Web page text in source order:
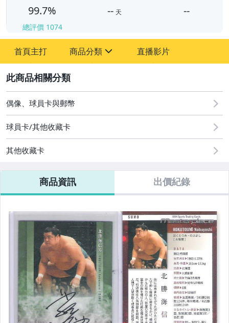
99.7%
總評價 1074
-- 天 --
首頁主打 商品分類
成人專區
玩具、模型與公仔
運動、戶外與休閒
直播影片
偶像、球員卡與郵幣
球員卡/其他收藏卡
其他收藏卡
商品資訊 出價紀錄